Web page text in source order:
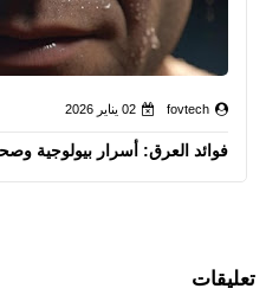
fovtech 02 يناير 2026
فوائد العرق: أسرار بيولوجية
تعليقات